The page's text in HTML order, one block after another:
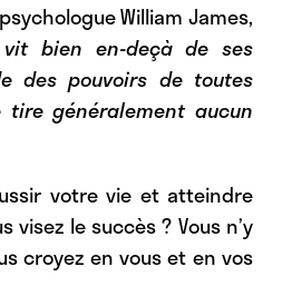
William James,
bien en-deçà de ses
des pouvoirs de toutes
généralement aucun
votre vie et atteindre
visez le succès ? Vous n’y
croyez en vous et en vos